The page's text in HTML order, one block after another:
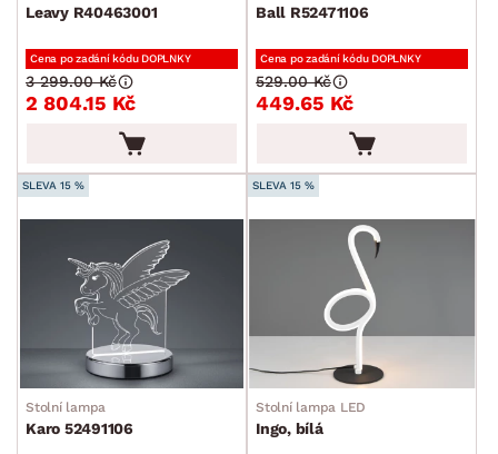
Leavy R40463001
Cena po zadání kódu DOPLNKY
2 804.15 Kč
3 299.00 Kč
Ball R52471106
Cena po zadání kódu DOPLNKY
449.65 Kč
529.00 Kč
SLEVA 15 %
Stolní lampa
Karo 52491106
SLEVA 15 %
Stolní lampa LED
Ingo, bílá